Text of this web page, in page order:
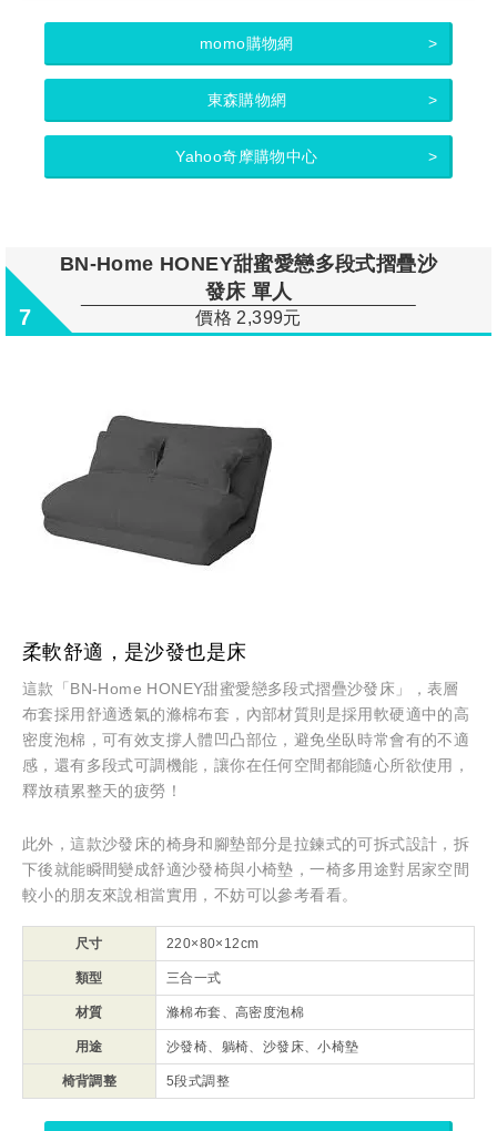
momo購物網
東森購物網
Yahoo奇摩購物中心
7
BN-Home HONEY甜蜜愛戀多段式摺疊沙
發床 單人
價格 2,399元
柔軟舒適，是沙發也是床
這款「BN-Home HONEY甜蜜愛戀多段式摺疊沙發床」，表層
布套採用舒適透氣的滌棉布套，內部材質則是採用軟硬適中的高
密度泡棉，可有效支撐人體凹凸部位，避免坐臥時常會有的不適
感，還有多段式可調機能，讓你在任何空間都能隨心所欲使用，
釋放積累整天的疲勞！
此外，這款沙發床的椅身和腳墊部分是拉鍊式的可拆式設計，拆
下後就能瞬間變成舒適沙發椅與小椅墊，一椅多用途對居家空間
較小的朋友來說相當實用，不妨可以參考看看。
尺寸 220×80×12cm
類型 三合一式
材質 滌棉布套、高密度泡棉
用途 沙發椅、躺椅、沙發床、小椅墊
椅背調整 5段式調整